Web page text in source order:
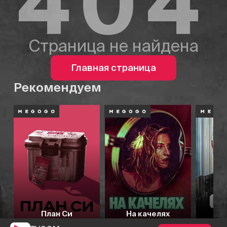
Страница не найдена
Главная страница
Рекомендуем
План Си На качелях